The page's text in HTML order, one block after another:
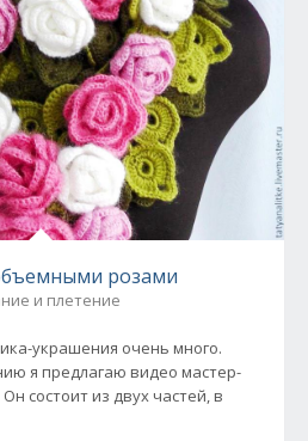
розами
и плетение
украшения очень много.
я предлагаю видео мастер-